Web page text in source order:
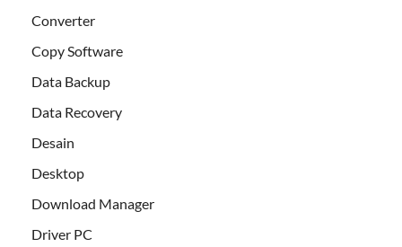
Converter
Copy Software
Data Backup
Data Recovery
Desain
Desktop
Download Manager
Driver PC